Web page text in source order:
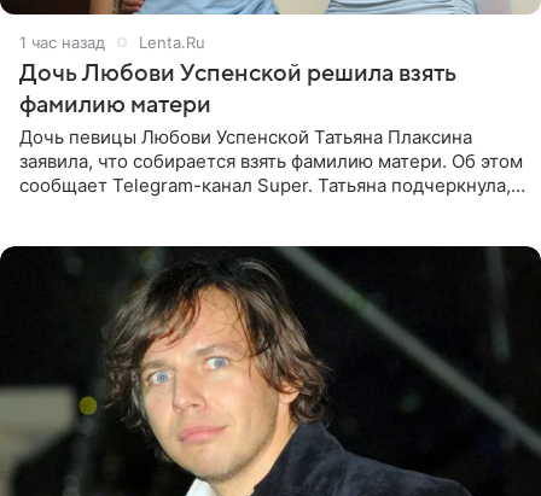
1 час назад Lenta.Ru
Дочь Любови Успенской решила взять
фамилию матери
Дочь певицы Любови Успенской Татьяна Плаксина
заявила, что собирается взять фамилию матери. Об этом
сообщает Telegram-канал Super. Татьяна подчеркнула,